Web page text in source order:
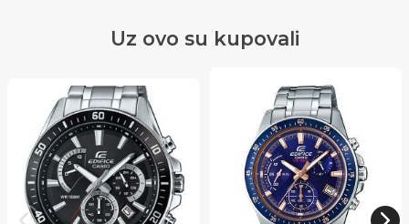
Uz ovo su kupovali